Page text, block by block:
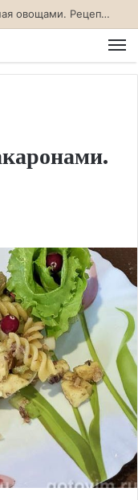
Скумбрия лодочкой, фаршированная овощами. Рецепт с фото